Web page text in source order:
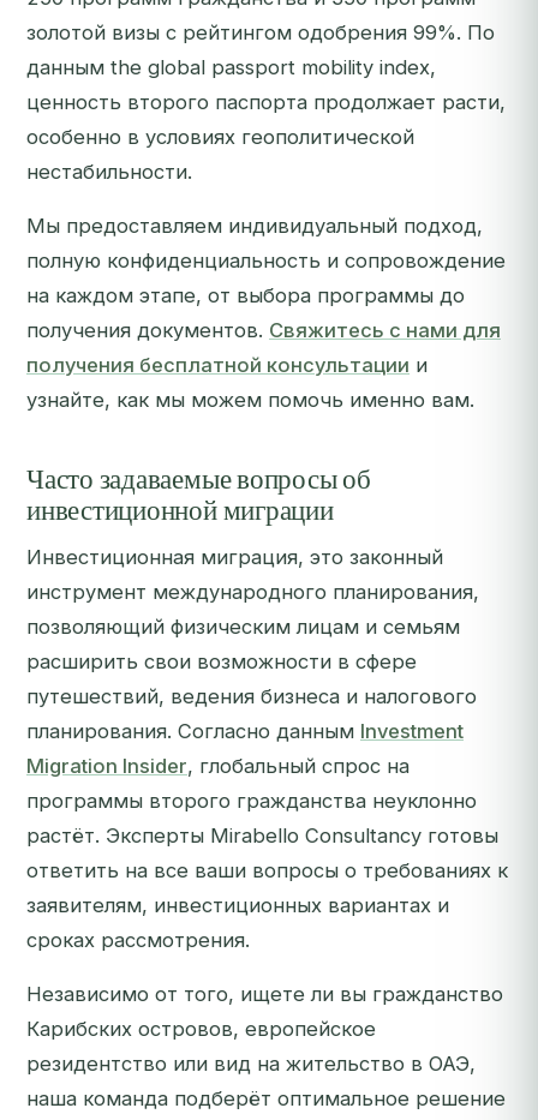
золотой визы с рейтингом одобрения 99%. По
данным the global passport mobility index,
ценность второго паспорта продолжает расти,
особенно в условиях геополитической
нестабильности.
Мы предоставляем индивидуальный подход,
полную конфиденциальность и сопровождение
на каждом этапе, от выбора программы до
получения документов. Свяжитесь с нами для
получения бесплатной консультации и
узнайте, как мы можем помочь именно вам.
Часто задаваемые вопросы об
инвестиционной миграции
Инвестиционная миграция, это законный
инструмент международного планирования,
позволяющий физическим лицам и семьям
расширить свои возможности в сфере
путешествий, ведения бизнеса и налогового
планирования. Согласно данным Investment
Migration Insider, глобальный спрос на
программы второго гражданства неуклонно
растёт. Эксперты Mirabello Consultancy готовы
ответить на все ваши вопросы о требованиях к
заявителям, инвестиционных вариантах и
сроках рассмотрения.
Независимо от того, ищете ли вы гражданство
Карибских островов, европейское
резидентство или вид на жительство в ОАЭ,
наша команда подберёт оптимальное решение